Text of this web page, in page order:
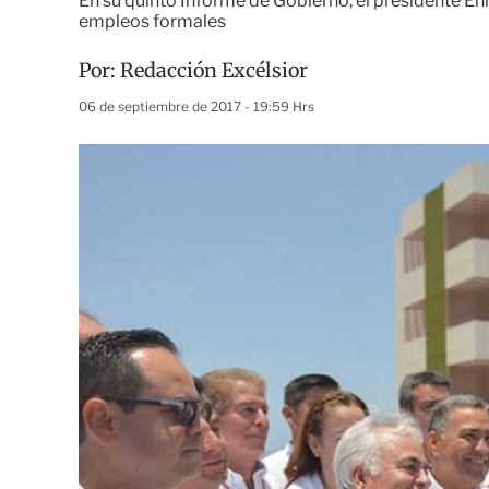
empleos formales
Por: Redacción Excélsior
06 de septiembre de 2017 - 19:59 Hrs